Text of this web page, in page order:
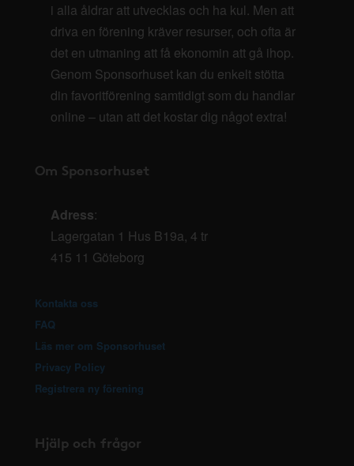
i alla åldrar att utvecklas och ha kul. Men att
driva en förening kräver resurser, och ofta är
det en utmaning att få ekonomin att gå ihop.
Genom Sponsorhuset kan du enkelt stötta
din favoritförening samtidigt som du handlar
online – utan att det kostar dig något extra!
Om Sponsorhuset
Adress:
Lagergatan 1 Hus B19a, 4 tr
415 11 Göteborg
Kontakta oss
FAQ
Läs mer om Sponsorhuset
Privacy Policy
Registrera ny förening
Hjälp och frågor